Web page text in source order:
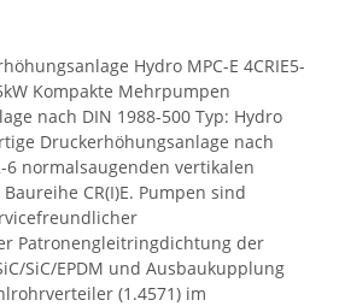
Hydro MPC-E 4CRIE5-
Kompakte Mehrpumpen
nach DIN 1988-500 Typ: Hydro
Druckerhöhungsanlage nach
6 normalsaugenden vertikalen
CR(I)E. Pumpen sind
Patronengleitringdichtung der
SiC/EPDM und Ausbaukupplung
(1.4571) im